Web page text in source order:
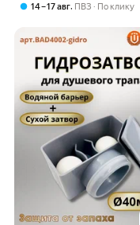
14 – 17 авг, ПВЗ По клику